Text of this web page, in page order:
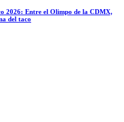
2026: Entre el Olimpo de la CDMX,
del taco